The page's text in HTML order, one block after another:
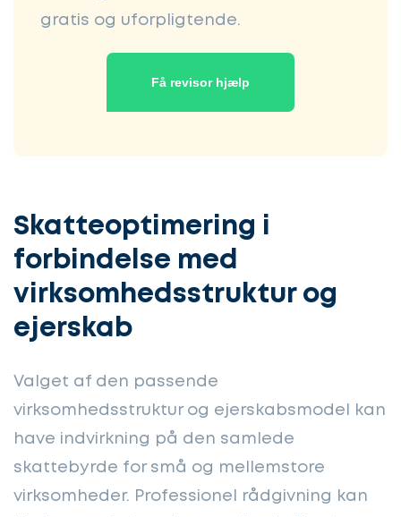
gratis og uforpligtende.
Få revisor hjælp
Skatteoptimering i
forbindelse med
virksomhedsstruktur og
ejerskab
Valget af den passende
virksomhedsstruktur og ejerskabsmodel kan
have indvirkning på den samlede
skattebyrde for små og mellemstore
virksomheder. Professionel rådgivning kan